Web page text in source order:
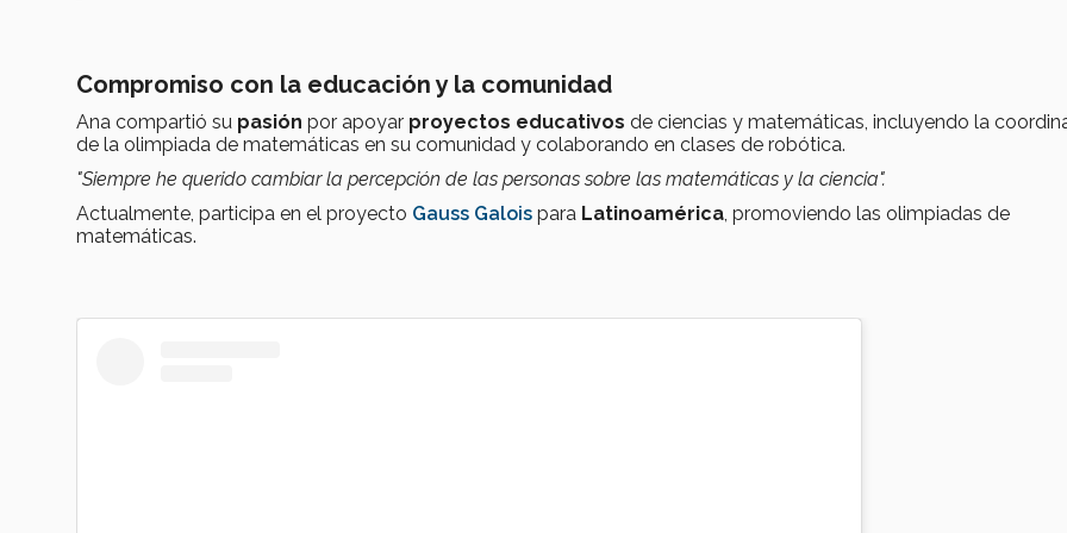
Compromiso con la educación y la comunidad
Ana compartió su pasión por apoyar proyectos educativos de ciencias y matemáticas, incluyendo la
de la olimpiada de matemáticas en su comunidad y colaborando en clases de robótica.
"Siempre he querido cambiar la percepción de las personas sobre las matemáticas y la ciencia".
Actualmente, participa en el proyecto Gauss Galois para Latinoamérica, promoviendo las olimpiadas de
matemáticas.